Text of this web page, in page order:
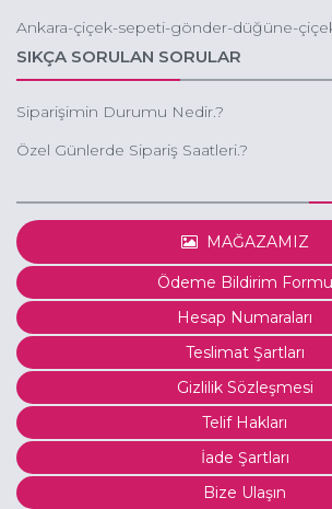
Ankara-çiçek-sepeti-gönder-düğüne-
SIKÇA SORULAN SORULAR
Siparişimin Durumu Nedir.?
Özel Günlerde Sipariş Saatleri.?
MAĞAZAMIZ
Ödeme Bildirim Formu
Hesap Numaraları
Teslimat Şartları
Gizlilik Sözleşmesi
Telif Hakları
İade Şartları
Bize Ulaşın